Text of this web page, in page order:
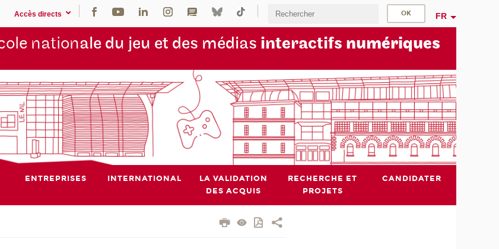
Accès directs FR
nationale du jeu et des médias interactifs numériques
ENTREPRISES INTERNATIONAL
LA VALIDATION
DES ACQUIS
RECHERCHE ET
PROJETS
CANDIDATER